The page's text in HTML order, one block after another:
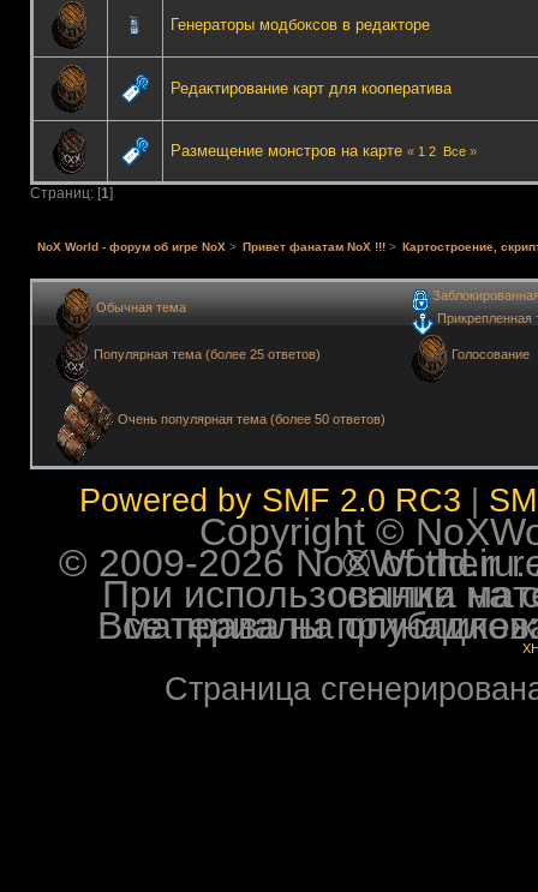
Генераторы модбоксов в редакторе
Редактирование карт для кооператива
Размещение монстров на карте « 1 2 Все»
Страниц: [1]
NoX World - форум об игре NoX> Привет фанатам NoX !!! > Картостроение,
Обычная тема
Популярная тема (более 25 ответов)
Очень популярная тема (более 50 ответов)
Прикрепленная
Голосование
Powered by SMF 2.0 RC3
Copyright ©
© 2009-2026 NoXWorld.ru. All
При использовании
Все права на опубликованные на форуме
Страница